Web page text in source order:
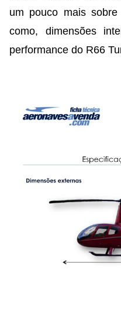
um pouco mais
como, dimensões
performance do R66